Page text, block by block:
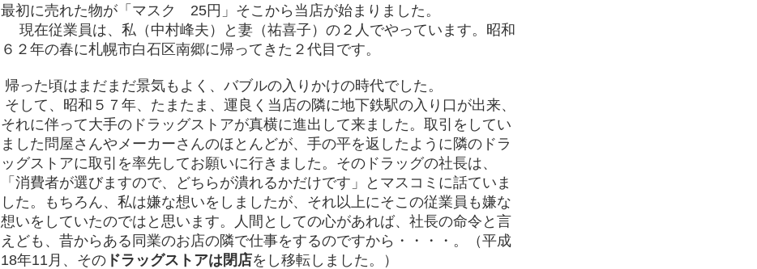
最初に売れた物が「マスク 25円」そこから当店が始まりました。
現在従業員は、私（中村峰夫）と妻（祐喜子）の２人でやっています。昭和
６２年の春に札幌市白石区南郷に帰ってきた２代目です。
帰った頃はまだまだ景気もよく、バブルの入りかけの時代でした。
そして、昭和５７年、たまたま、運良く当店の隣に地下鉄駅の入り口が出来、
それに伴って大手のドラッグストアが真横に進出して来ました。取引をしてい
ました問屋さんやメーカーさんのほとんどが、手の平を返したように隣のドラ
ッグストアに取引を率先してお願いに行きました。そのドラッグの社長は、
「消費者が選びますので、どちらが潰れるかだけです」とマスコミに話ていま
した。もちろん、私は嫌な想いをしましたが、それ以上にそこの従業員も嫌な
想いをしていたのではと思います。人間としての心があれば、社長の命令と言
えども、昔からある同業のお店の隣で仕事をするのですから・・・・。（平成
18年11月、その ドラッグストアは閉店をし移転しました。）